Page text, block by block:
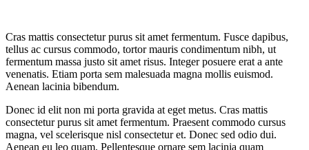
Cras mattis consectetur purus sit amet fermentum. Fusce dapibus,
tellus ac cursus commodo, tortor mauris condimentum nibh, ut
fermentum massa justo sit amet risus. Integer posuere erat a ante
venenatis. Etiam porta sem malesuada magna mollis euismod.
Aenean lacinia bibendum.
Donec id elit non mi porta gravida at eget metus. Cras mattis
consectetur purus sit amet fermentum. Praesent commodo cursus
magna, vel scelerisque nisl consectetur et. Donec sed odio dui.
Aenean eu leo quam. Pellentesque ornare sem lacinia quam